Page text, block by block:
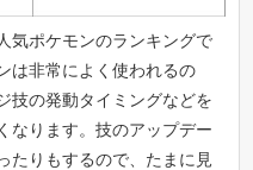
気ポケモンのランキングで
は非常によく使われるの
技の発動タイミングなどを
なります。技のアップデー
たりもするので、たまに見